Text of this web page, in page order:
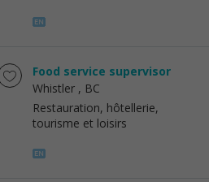
Food service supervisor
Whistler , BC
Restauration, hôtellerie,
tourisme et loisirs